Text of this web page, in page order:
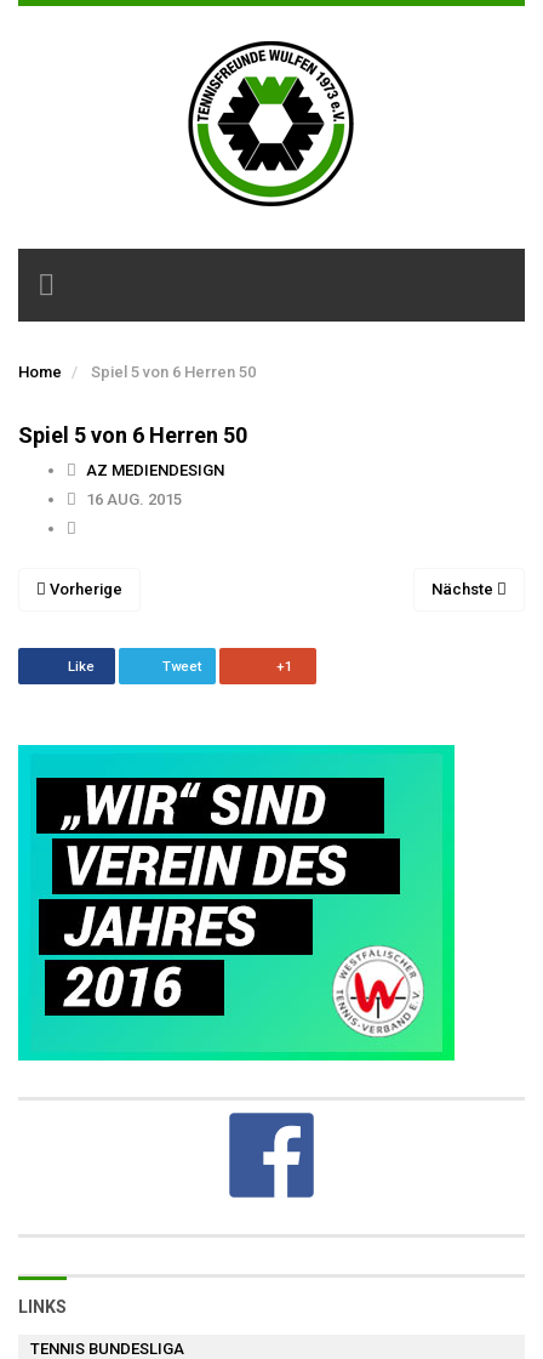
Toggle
navigation
Home Spiel 5 von 6 Herren 50
Spiel 5 von 6 Herren 50
AZ MEDIENDESIGN
16 AUG. 2015
Vorherige Nächste
Like Tweet +1
LINKS
TENNIS BUNDESLIGA